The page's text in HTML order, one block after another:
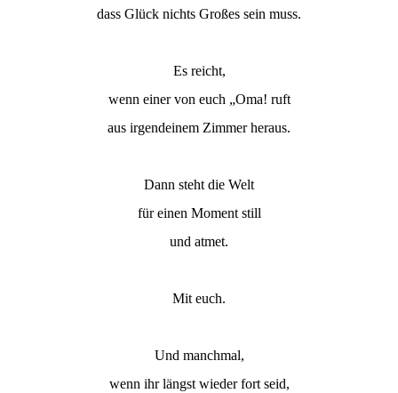
dass Glück nichts Großes sein muss.
Es reicht,
wenn einer von euch „Oma! ruft
aus irgendeinem Zimmer heraus.
Dann steht die Welt
für einen Moment still
und atmet.
Mit euch.
Und manchmal,
wenn ihr längst wieder fort seid,